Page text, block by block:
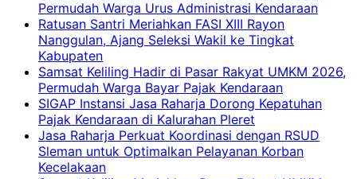
Permudah Warga Urus Administrasi Kendaraan
Ratusan Santri Meriahkan FASI XIII Rayon
Nanggulan, Ajang Seleksi Wakil ke Tingkat
Kabupaten
Samsat Keliling Hadir di Pasar Rakyat UMKM 2026,
Permudah Warga Bayar Pajak Kendaraan
SIGAP Instansi Jasa Raharja Dorong Kepatuhan
Pajak Kendaraan di Kalurahan Pleret
Jasa Raharja Perkuat Koordinasi dengan RSUD
Sleman untuk Optimalkan Pelayanan Korban
Kecelakaan